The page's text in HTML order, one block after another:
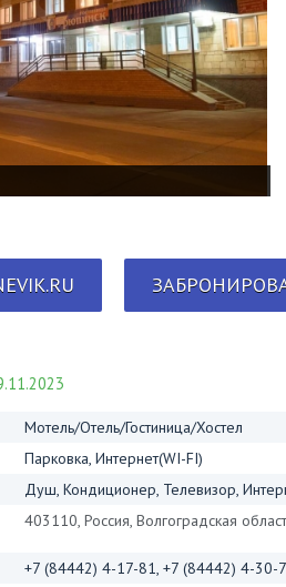
Мотель/Отель/Гостиница/Хостел
Парковка, Интернет(WI-FI)
Душ, Кондиционер, Телевизор,
403110, Россия, Волгоградская
+7 (84442) 4-17-81, +7 (84442) 4-30-